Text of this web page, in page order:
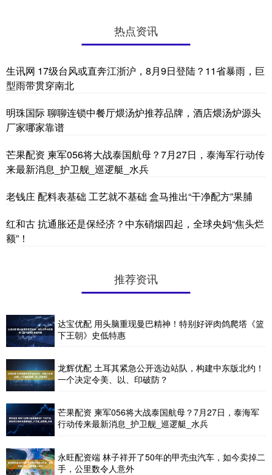
热点资讯
生讯网 17级台风或直奔江浙沪，8月9日登陆？11省暴雨，巨
型雨带贯穿南北
明珠国际 聊聊连锁中餐厅煨汤炉推荐品牌，酒店煨汤炉源头
厂家哪家靠谱
芒果配资 柬军056将大战泰国航母？7月27日，泰海军行动传
来最新消息_护卫舰_巡逻艇_水兵
老钱庄 配料表基础 工艺就不基础 盒马推出“干净配方”果脯
红和古 抗通胀还是保经济？中东硝烟四起，全球央妈“焦头烂
额”！
推荐资讯
达宝优配 用头脑重现曼巴精神！特别好评肉鸽爬塔《篮
下王朝》史低特惠
龙辉优配 土耳其紧急公开选边站队，构建中东版北约！
一个决定令美、以、印破防？
芒果配资 柬军056将大战泰国航母？7月27日，泰海军
行动传来最新消息_护卫舰_巡逻艇_水兵
永旺配资端 林子祥开了50年的甲壳虫汽车，如今卖掉二
手，公里数令人意外